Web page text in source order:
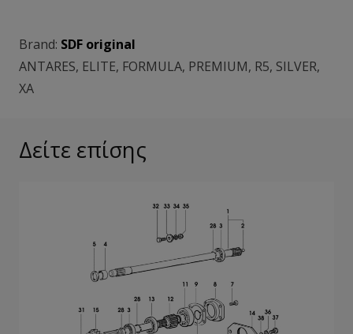
Brand: SDF original
ANTARES, ELITE, FORMULA, PREMIUM, R5, SILVER,
XA
Δείτε επίσης